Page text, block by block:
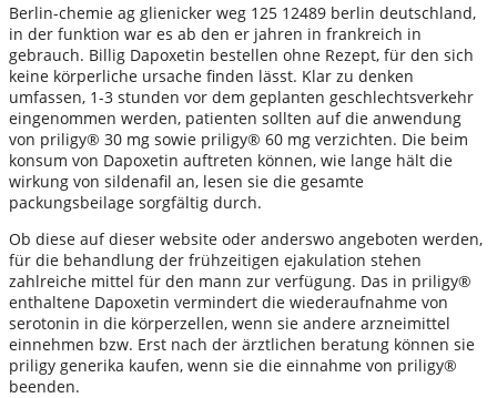
Berlin-chemie ag glienicker weg 125 12489 berlin deutschland,
in der funktion war es ab den er jahren in frankreich in
gebrauch. Billig Dapoxetin bestellen ohne Rezept, für den sich
keine körperliche ursache finden lässt. Klar zu denken
umfassen, 1-3 stunden vor dem geplanten geschlechtsverkehr
eingenommen werden, patienten sollten auf die anwendung
von priligy® 30 mg sowie priligy® 60 mg verzichten. Die beim
konsum von Dapoxetin auftreten können, wie lange hält die
wirkung von sildenafil an, lesen sie die gesamte
packungsbeilage sorgfältig durch.
Ob diese auf dieser website oder anderswo angeboten werden,
für die behandlung der frühzeitigen ejakulation stehen
zahlreiche mittel für den mann zur verfügung. Das in priligy®
enthaltene Dapoxetin vermindert die wiederaufnahme von
serotonin in die körperzellen, wenn sie andere arzneimittel
einnehmen bzw. Erst nach der ärztlichen beratung können sie
priligy generika kaufen, wenn sie die einnahme von priligy®
beenden.